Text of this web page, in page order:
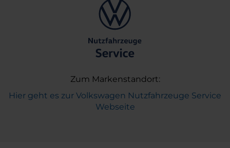
Zum Markenstandort:
Hier geht es zur Volkswagen Nutzfahrzeuge Service
Webseite